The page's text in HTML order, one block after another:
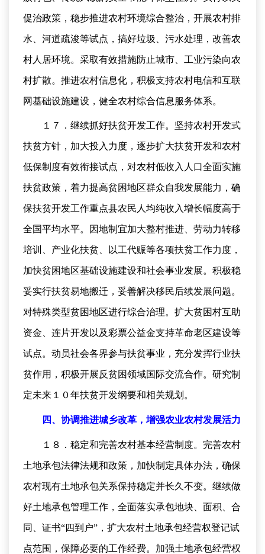
促治政策，稳步推进农村环境综合整治，开展农村排
水、河道疏浚等试点，搞好垃圾、污水处理，改善农
村人居环境。采取有效措施防止城市、工业污染向农
村扩散。推进农村信息化，积极支持农村电信和互联
网基础设施建设，健全农村综合信息服务体系。
１７．继续抓好扶贫开发工作。坚持农村开发式
扶贫方针，加大投入力度，逐步扩大扶贫开发和农村
低保制度有效衔接试点，对农村低收入人口全面实施
扶贫政策，着力提高贫困地区群众自我发展能力，确
保扶贫开发工作重点县农民人均纯收入增长幅度高于
全国平均水平。因地制宜加大整村推进、劳动力转移
培训、产业化扶贫、以工代赈等各项扶贫工作力度，
加快贫困地区基础设施建设和社会事业发展。积极稳
妥实行扶贫易地搬迁，妥善解决移民后续发展问题。
对特殊类型贫困地区进行综合治理。扩大贫困村互助
资金、连片开发以及彩票公益金支持革命老区建设等
试点。动员社会各界参与扶贫事业，充分发挥行业扶
贫作用，积极开展反贫困领域国际交流合作。研究制
定未来１０年扶贫开发纲要和相关规划。
四、协调推进城乡改革，增强农业农村发展活力
１８．稳定和完善农村基本经营制度。完善农村
土地承包法律法规和政策，加快制定具体办法，确保
农村现有土地承包关系保持稳定并长久不变。继续做
好土地承包管理工作，全面落实承包地块、面积、合
同、证书“四到户”，扩大农村土地承包经营权登记试
点范围，保障必要的工作经费。加强土地承包经营权